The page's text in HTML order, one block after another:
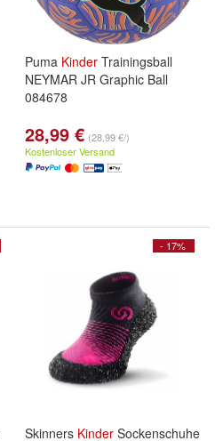
Puma Kinder Trainingsball
NEYMAR JR Graphic Ball
084678
28,99 € (28,99 €/)
Kostenloser Versand
- 17%
Skinners Kinder Sockenschuhe